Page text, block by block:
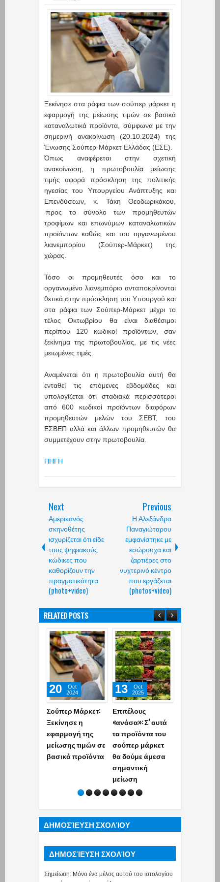
Ξεκίνησε στα ράφια των σούπερ μάρκετ η
εφαρμογή της μείωσης τιμών σε βασικά
καταναλωτικά προϊόντα, σύμφωνα με την
σημερινή ανακοίνωση (20.10.2024) της
Ένωσης Σούπερ-Μάρκετ Ελλάδας (ΕΣΕ).
Όπως αναφέρεται στην σχετική
ανακοίνωση, η πρωτοβουλία μείωσης
τιμής αφορά πρόσκληση της πολιτικής
ηγεσίας του Υπουργείου Ανάπτυξης και
Επενδύσεων, κ. Τάκη Θεοδωρικάκου,
προς το σύνολο των προμηθευτών
τροφίμων και επωνύμων καταναλωτικών
προϊόντων καθώς και του οργανωμένου
λιανεμπορίου (Σούπερ-Μάρκετ) της
χώρας.
Τόσο οι προμηθευτές όσο και το
οργανωμένο λιανεμπόριο ανταποκρίνονται
θετικά στην πρόσκληση του Υπουργού και
στα ράφια των Σούπερ-Μάρκετ μέχρι το
τέλος Οκτωβρίου θα είναι διαθέσιμοι
περίπου 120 κωδικοί προϊόντων, σαν
ξεκίνημα της πρωτοβουλίας, με τις νέες
μειωμένες τιμές.
Αναμένεται ότι η πρωτοβουλία αυτή θα
ενταθεί τις επόμενες εβδομάδες και
υπολογίζεται ότι σταδιακά περισσότεροι
από 600 κωδικοί προϊόντων διαφόρων
προμηθευτών μελών του ΣΕΒΤ, του
ΕΣΒΕΠ αλλά και άλλων προμηθευτών θα
συμμετέχουν στην πρωτοβουλία.
ΠΗΓΗ
Next
Αμερικανός
σκηνοθέτης
ισχυρίζεται ότι είδε
τους ψηφιακούς
κώδικες που
καθορίζουν την
πραγματικότητα
(photo+video)
Previous
Η Αλεξάνδρα
Παναγιώταρου
εμφανίστηκε με
εσώρουχα και
ζαρτιέρες στο
νυχτερινό κέντρο
που εργάζεται
(photos+video)
RELATED POSTS
Σούπερ Μάρκετ:
Ξεκίνησε η
εφαρμογή της
μείωσης τιμών σε
βασικά προϊόντα
20
Oct
2024
Επιτέλους
«ανάσα»: Σ’ αυτά
τα προϊόντα του
σούπερ μάρκετ
θα δούμε άμεσα
σημαντική
μείωση
13
Oct
2025
ΔΗΜΟΣΊΕΥΣΗ ΣΧΟΛΊΟΥ
ΔΗΜΟΣΊΕΥΣΗ ΣΧΟΛΊΟΥ
Σημείωση: Μόνο ένα μέλος αυτού του ιστολογίου